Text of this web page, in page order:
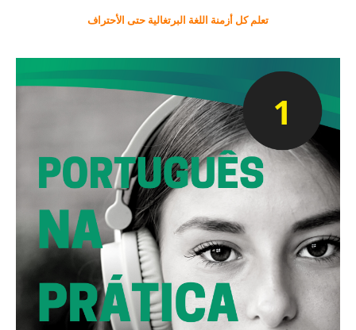
تعلم كل أزمنة اللغة البرتغالية حتى الأحتراف